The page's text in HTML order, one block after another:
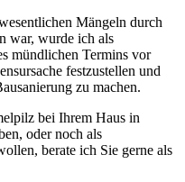
Mängeln durch
war, wurde ich als
mündlichen Termins vor
festzustellen und
zu machen.
bei Ihrem Haus in
oder noch als
berate ich Sie gerne als